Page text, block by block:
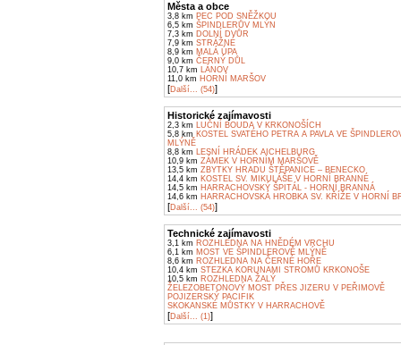
Města a obce
3,8 km PEC POD SNĚŽKOU
6,5 km ŠPINDLERŮV MLÝN
7,3 km DOLNÍ DVŮR
7,9 km STRÁŽNÉ
8,9 km MALÁ ÚPA
9,0 km ČERNÝ DŮL
10,7 km LÁNOV
11,0 km HORNÍ MARŠOV
[Další... (54)]
Historické zajímavosti
2,3 km LUČNÍ BOUDA V KRKONOŠÍCH
5,8 km KOSTEL SVATÉHO PETRA A PAVLA VE
MLÝNĚ
8,8 km LESNÍ HRÁDEK AICHELBURG
10,9 km ZÁMEK V HORNÍM MARŠOVĚ
13,5 km ZBYTKY HRADU ŠTĚPANICE – BENECKO
14,4 km KOSTEL SV. MIKULÁŠE V HORNÍ BRANNÉ
14,5 km HARRACHOVSKÝ ŠPITÁL - HORNÍ BRANNÁ
14,6 km HARRACHOVSKÁ HROBKA SV. KŘÍŽE V HORNÍ
[Další... (54)]
Technické zajímavosti
3,1 km ROZHLEDNA NA HNĚDÉM VRCHU
6,1 km MOST VE ŠPINDLEROVĚ MLÝNĚ
8,6 km ROZHLEDNA NA ČERNÉ HOŘE
10,4 km STEZKA KORUNAMI STROMŮ KRKONOŠE
10,5 km ROZHLEDNA ŽALÝ
ŽELEZOBETONOVÝ MOST PŘES JIZERU V PEŘIMOVĚ
POJIZERSKÝ PACIFIK
SKOKANSKÉ MŮSTKY V HARRACHOVĚ
[Další... (1)]